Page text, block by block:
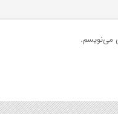
می‌نویسم.